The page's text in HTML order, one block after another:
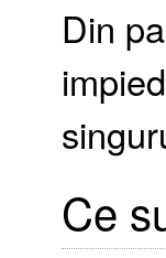
Din
Ce